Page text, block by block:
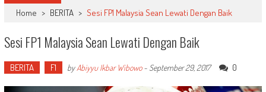
Home > BERITA > Sesi FP1 Malaysia Sean Lewati Dengan Baik
Sesi FP1 Malaysia Sean Lewati Dengan Baik
BERITA F1 byAbiyyu Ikbar Wibowo- September 29, 2017 0